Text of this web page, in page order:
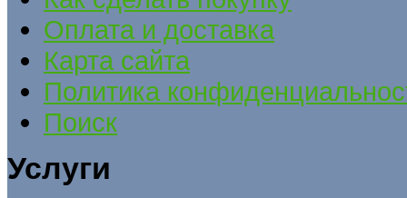
Оплата и доставка
Карта сайта
Политика
Поиск
Услуги